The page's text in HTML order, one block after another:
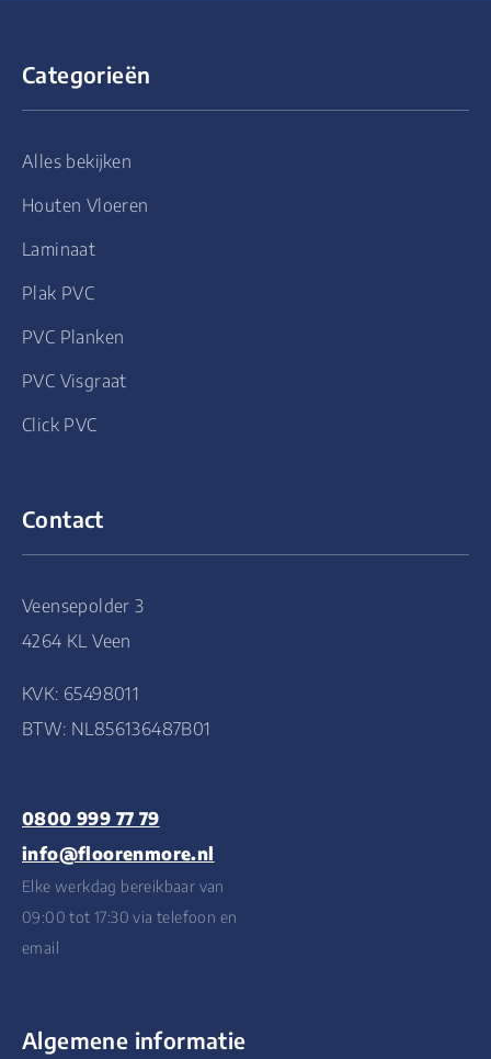
Categorieën
Alles bekijken
Houten Vloeren
Laminaat
Plak PVC
PVC Planken
PVC Visgraat
Click PVC
Contact
Veensepolder 3
4264 KL Veen
KVK: 65498011
BTW: NL856136487B01
0800 999 77 79
info@floorenmore.nl
Elke werkdag bereikbaar van
09:00 tot 17:30 via telefoon en
email
Algemene informatie